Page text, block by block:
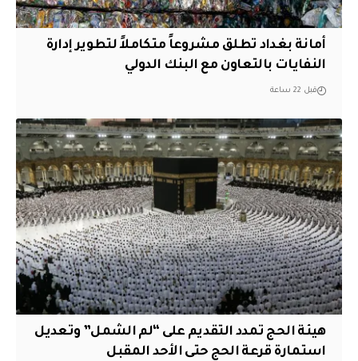
أمانة بغداد تطلق مشروعاً متكاملاً لتطوير إدارة
النفايات بالتعاون مع البنك الدولي
قبل 22 ساعة
هيئة الحج تمدد التقديم على “لم الشمل” وتعديل
استمارة قرعة الحج حتى الأحد المقبل